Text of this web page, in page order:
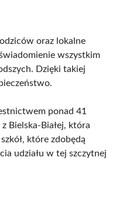
oraz lokalne
wszystkim
Dzięki takiej
ponad 41
Bielska-Białej, która
które zdobędą
udziału w tej szczytnej